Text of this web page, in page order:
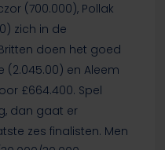
(700.000), Pollak
zich in de
doen het goed
(2.045.00) en Aleem
£664.400. Spel
dan gaat er
zes finalisten. Men